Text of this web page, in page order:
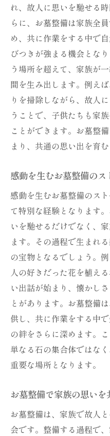
れ、故人に思いを馳せる
らに、お墓整備は家族全
め、共に作業をする中で
びつきが強まる機会とな
う場所を超えて、家族が
間を生み出します。例え
りを掃除しながら、故人
うことで、子供たちも家
ことができます。お墓整
まり、共通の思い出を育
感動を生むお墓整備のス
感動を生むお墓整備のス
て特別な経験となります
いを馳せるだけでなく、
ます。その過程で生まれ
の宝物となるでしょう。
人の好きだった花を植え
い出話が始まり、懐かし
とがあります。お墓整備
供し、共に作業をする中
の絆をさらに深めます。
単なる石の集合体ではな
重要な場所となります。
お墓整備で家族の思いを
お墓整備は、家族で故人
会です。整備する過程で